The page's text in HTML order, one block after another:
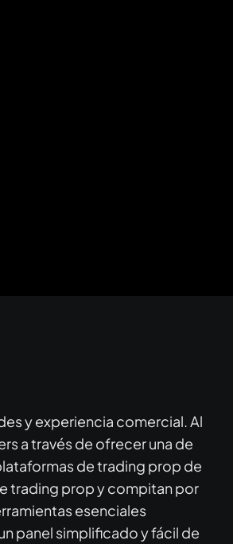
y experiencia comercial. Al
a través de ofrecer una de
de trading prop de
trading prop y compitan por
esenciales
panel simplificado y fácil de